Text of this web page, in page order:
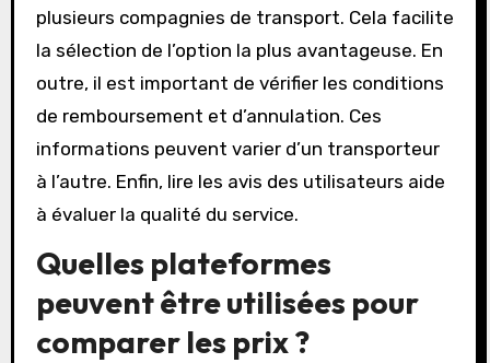
plusieurs compagnies de transport. Cela facilite
la sélection de l’option la plus avantageuse. En
outre, il est important de vérifier les conditions
de remboursement et d’annulation. Ces
informations peuvent varier d’un transporteur
à l’autre. Enfin, lire les avis des utilisateurs aide
à évaluer la qualité du service.
Quelles plateformes
peuvent être utilisées pour
comparer les prix ?